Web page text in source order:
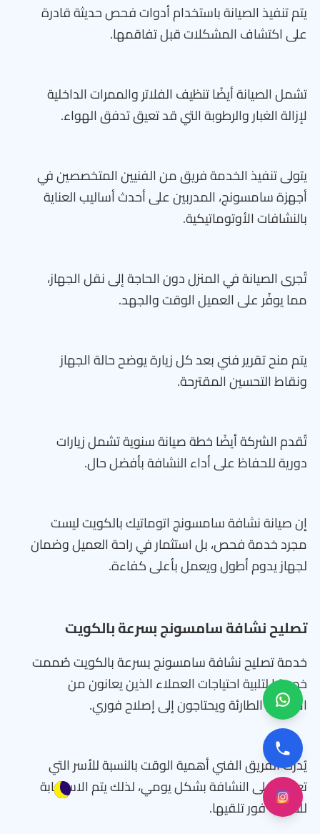
يتم تنفيذ الصيانة باستخدام أدوات فحص حديثة قادرة
على اكتشاف المشكلات قبل تفاقمها.
تشمل الصيانة أيضًا تنظيف الفلاتر والممرات الداخلية
لإزالة الغبار والرطوبة التي قد تعيق تدفق الهواء.
يتولى تنفيذ الخدمة فريق من الفنيين المتخصصين في
أجهزة سامسونج، المدربين على أحدث أساليب العناية
بالنشافات الأوتوماتيكية.
تُجرى الصيانة في المنزل دون الحاجة إلى نقل الجهاز،
مما يوفّر على العميل الوقت والجهد.
يتم منح تقرير فني بعد كل زيارة يوضح حالة الجهاز
ونقاط التحسين المقترحة.
تُقدم الشركة أيضًا خطة صيانة سنوية تشمل زيارات
دورية للحفاظ على أداء النشافة بأفضل حال.
إن صيانة نشافة سامسونج اتوماتيك بالكويت ليست
مجرد خدمة فحص، بل استثمار في راحة العميل وضمان
لجهاز يدوم أطول ويعمل بأعلى كفاءة.
تصليح نشافة سامسونج بسرعة بالكويت
خدمة تصليح نشافة سامسونج بسرعة بالكويت صُممت
خصيصًا لتلبية احتياجات العملاء الذين يعانون من
الأعطال الطارئة ويحتاجون إلى إصلاح فوري.
يُدرك الفريق الفني أهمية الوقت بالنسبة للأسر التي
تعتمد على النشافة بشكل يومي، لذلك يتم الاستجابة
للطلبات فور تلقيها.